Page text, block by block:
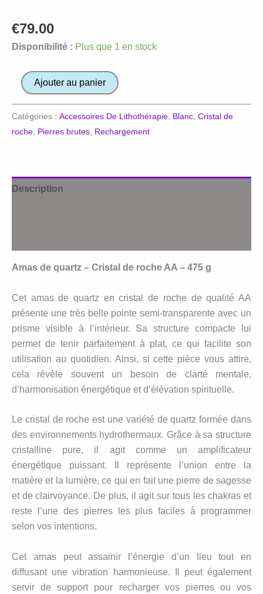
€79.00
Disponibilité : Plus que 1 en stock
quantité
quartz
roche
Ajouter au panier
Catégories : Accessoires De Lithothérapie Blanc Cristal de
roche Pierres brutes Rechargement
Description
Amas de quartz – Cristal de roche AA – 475 g
Cet amas de quartz en cristal de roche de qualité AA
présente une très belle pointe semi-transparente avec un
prisme visible à l’intérieur. Sa structure compacte lui
permet de tenir parfaitement à plat, ce qui facilite son
utilisation au quotidien. Ainsi, si cette pièce vous attire,
cela révèle souvent un besoin de clarté mentale,
d’harmonisation énergétique et d’élévation spirituelle.
Le cristal de roche est une variété de quartz formée dans
des environnements hydrothermaux. Grâce à sa structure
cristalline pure, il agit comme un amplificateur
énergétique puissant. Il représente l’union entre la
matière et la lumière, ce qui en fait une pierre de sagesse
et de clairvoyance. De plus, il agit sur tous les chakras et
reste l’une des pierres les plus faciles à programmer
selon vos intentions.
Cet amas peut assainir l’énergie d’un lieu tout en
diffusant une vibration harmonieuse. Il peut également
servir de support pour recharger vos pierres ou vos